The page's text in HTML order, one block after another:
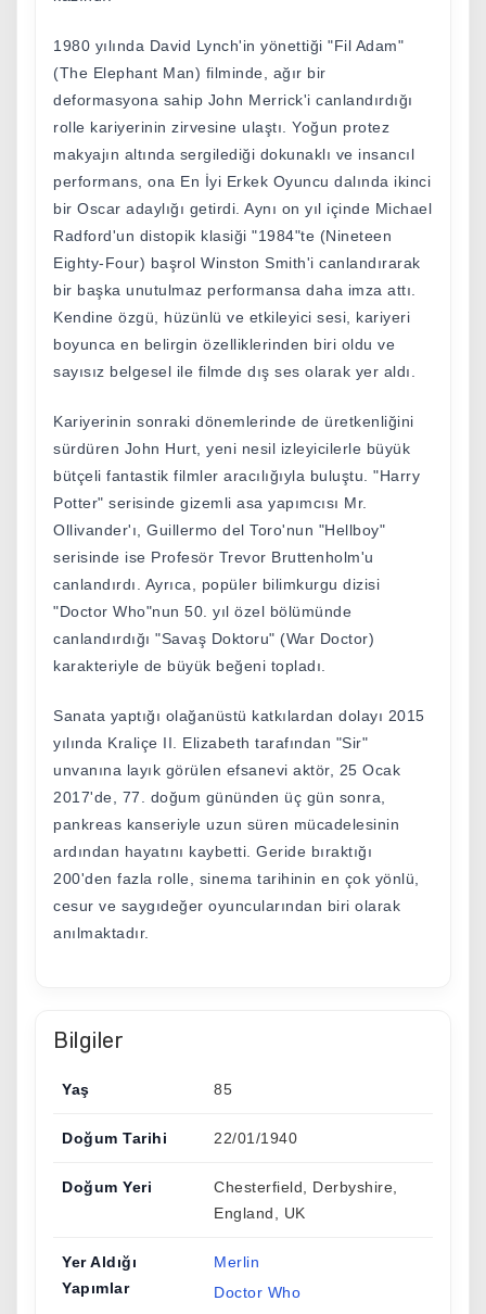
1980 yılında David Lynch'in yönettiği "Fil Adam"
(The Elephant Man) filminde, ağır bir
deformasyona sahip John Merrick'i canlandırdığı
rolle kariyerinin zirvesine ulaştı. Yoğun protez
makyajın altında sergilediği dokunaklı ve insancıl
performans, ona En İyi Erkek Oyuncu dalında ikinci
bir Oscar adaylığı getirdi. Aynı on yıl içinde Michael
Radford'un distopik klasiği "1984"te (Nineteen
Eighty-Four) başrol Winston Smith'i canlandırarak
bir başka unutulmaz performansa daha imza attı.
Kendine özgü, hüzünlü ve etkileyici sesi, kariyeri
boyunca en belirgin özelliklerinden biri oldu ve
sayısız belgesel ile filmde dış ses olarak yer aldı.
Kariyerinin sonraki dönemlerinde de üretkenliğini
sürdüren John Hurt, yeni nesil izleyicilerle büyük
bütçeli fantastik filmler aracılığıyla buluştu. "Harry
Potter" serisinde gizemli asa yapımcısı Mr.
Ollivander'ı, Guillermo del Toro'nun "Hellboy"
serisinde ise Profesör Trevor Bruttenholm'u
canlandırdı. Ayrıca, popüler bilimkurgu dizisi
"Doctor Who"nun 50. yıl özel bölümünde
canlandırdığı "Savaş Doktoru" (War Doctor)
karakteriyle de büyük beğeni topladı.
Sanata yaptığı olağanüstü katkılardan dolayı 2015
yılında Kraliçe II. Elizabeth tarafından "Sir"
unvanına layık görülen efsanevi aktör, 25 Ocak
2017'de, 77. doğum gününden üç gün sonra,
pankreas kanseriyle uzun süren mücadelesinin
ardından hayatını kaybetti. Geride bıraktığı
200'den fazla rolle, sinema tarihinin en çok yönlü,
cesur ve saygıdeğer oyuncularından biri olarak
anılmaktadır.
Bilgiler
Yaş 85
Doğum Tarihi 22/01/1940
Doğum Yeri
Chesterfield, Derbyshire,
England, UK
Yer Aldığı
Yapımlar
Merlin
Doctor Who